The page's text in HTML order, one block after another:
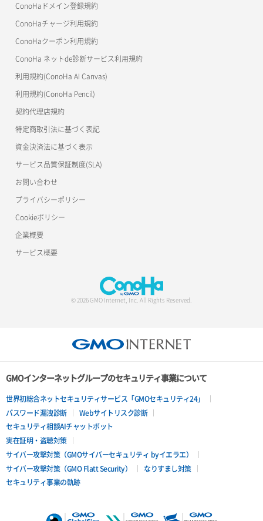
美雲このは徹底ガイド
ConoHaドメイン登録規約
ConoHaチャージ利用規約
ConoHaクーポン利用規約
ConoHa ネットde診断サービス利用規約
利用規約(ConoHa AI Canvas)
利用規約(ConoHa Pencil)
契約代理店規約
特定商取引法に基づく表記
資金決済法に基づく表示
サービス品質保証制度(SLA)
お問い合わせ
プライバシーポリシー
Cookieポリシー
企業概要
サービス概要
© 2026 GMO Internet, Inc. All Rights Reserved.
GMOインターネットグループのセキュリティ事業について
世界初総合ネットセキュリティサービス「GMOセキュリティ24」
パスワード漏洩診断
Webサイトリスク診断
セキュリティ相談AIチャットボット
実在証明・盗聴対策
サイバー攻撃対策（GMOサイバーセキュリティ byイエラエ）
サイバー攻撃対策（GMO Flatt Security）
なりすまし対策
セキュリティ事業の軌跡